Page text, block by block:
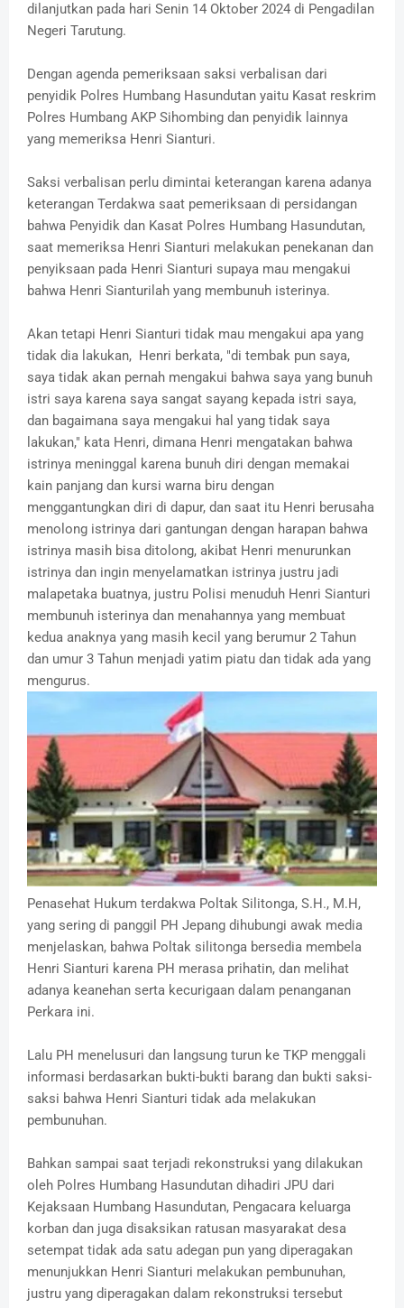
dilanjutkan pada hari Senin 14 Oktober 2024 di Pengadilan
Negeri Tarutung.
Dengan agenda pemeriksaan saksi verbalisan dari
penyidik Polres Humbang Hasundutan yaitu Kasat reskrim
Polres Humbang AKP Sihombing dan penyidik lainnya
yang memeriksa Henri Sianturi.
Saksi verbalisan perlu dimintai keterangan karena adanya
keterangan Terdakwa saat pemeriksaan di persidangan
bahwa Penyidik dan Kasat Polres Humbang Hasundutan,
saat memeriksa Henri Sianturi melakukan penekanan dan
penyiksaan pada Henri Sianturi supaya mau mengakui
bahwa Henri Sianturilah yang membunuh isterinya.
Akan tetapi Henri Sianturi tidak mau mengakui apa yang
tidak dia lakukan, Henri berkata, "di tembak pun saya,
saya tidak akan pernah mengakui bahwa saya yang bunuh
istri saya karena saya sangat sayang kepada istri saya,
dan bagaimana saya mengakui hal yang tidak saya
lakukan," kata Henri, dimana Henri mengatakan bahwa
istrinya meninggal karena bunuh diri dengan memakai
kain panjang dan kursi warna biru dengan
menggantungkan diri di dapur, dan saat itu Henri berusaha
menolong istrinya dari gantungan dengan harapan bahwa
istrinya masih bisa ditolong, akibat Henri menurunkan
istrinya dan ingin menyelamatkan istrinya justru jadi
malapetaka buatnya, justru Polisi menuduh Henri Sianturi
membunuh isterinya dan menahannya yang membuat
kedua anaknya yang masih kecil yang berumur 2 Tahun
dan umur 3 Tahun menjadi yatim piatu dan tidak ada yang
mengurus.
Penasehat Hukum terdakwa Poltak Silitonga, S.H., M.H,
yang sering di panggil PH Jepang dihubungi awak media
menjelaskan, bahwa Poltak silitonga bersedia membela
Henri Sianturi karena PH merasa prihatin, dan melihat
adanya keanehan serta kecurigaan dalam penanganan
Perkara ini.
Lalu PH menelusuri dan langsung turun ke TKP menggali
informasi berdasarkan bukti-bukti barang dan bukti saksi-
saksi bahwa Henri Sianturi tidak ada melakukan
pembunuhan.
Bahkan sampai saat terjadi rekonstruksi yang dilakukan
oleh Polres Humbang Hasundutan dihadiri JPU dari
Kejaksaan Humbang Hasundutan, Pengacara keluarga
korban dan juga disaksikan ratusan masyarakat desa
setempat tidak ada satu adegan pun yang diperagakan
menunjukkan Henri Sianturi melakukan pembunuhan,
justru yang diperagakan dalam rekonstruksi tersebut